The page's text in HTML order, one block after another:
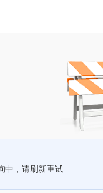
中，请刷新重试